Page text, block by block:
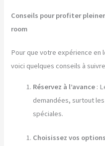
Conseils pour profiter
room
Pour que votre expérience en
voici quelques conseils à
Réservez à l’avance :
demandées, surtout
spéciales.
Choisissez vos options